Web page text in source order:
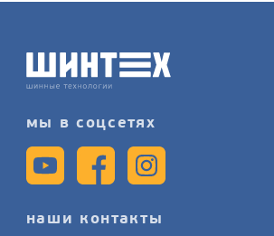
шиномонтажного сервиса
на сайте.
мы в соцсетях
наши контакты